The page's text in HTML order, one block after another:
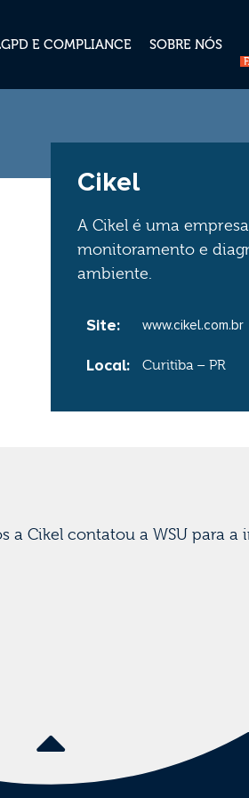
E COMPLIANCE SOBRE NÓS
Cikel
A Cikel é uma
monitoramento e
ambiente.
Site: www.cikel.com.br
Local: Curitiba – PR
a Cikel contatou a WSU para a